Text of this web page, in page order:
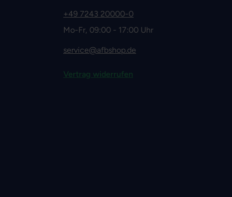
+49 7243 20000-0
Mo-Fr, 09:00 - 17:00 Uhr
service@afbshop.de
Vertrag widerrufen